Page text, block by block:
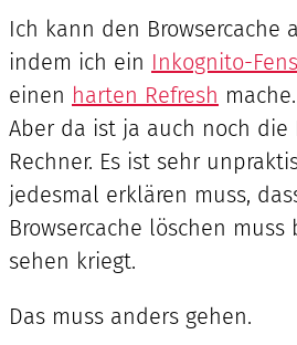
Ich kann den Browsercache
indem ich ein Inkognito-
einen harten Refresh mache.
Aber da ist ja auch noch die
Rechner. Es ist sehr
jedesmal erklären muss,
Browsercache löschen muss
sehen kriegt.
Das muss anders gehen.